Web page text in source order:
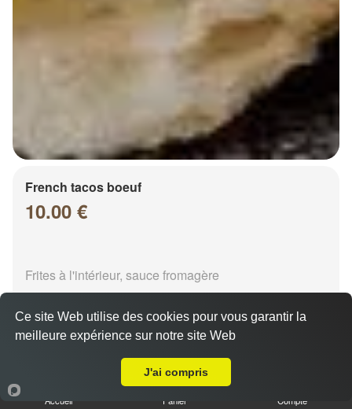
French tacos boeuf
10.00 €
Frites à l'intérieur, sauce fromagère
French tacos chicken
Accueil Panier Compte
Ce site Web utilise des cookies pour vous garantir la
meilleure expérience sur notre site Web
J'ai compris